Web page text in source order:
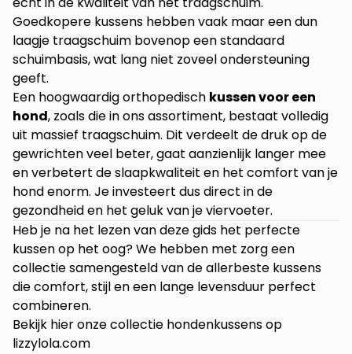
Goedkopere kussens hebben vaak maar een dun
laagje traagschuim bovenop een standaard
schuimbasis, wat lang niet zoveel ondersteuning
geeft.
Een hoogwaardig orthopedisch kussen voor een
hond, zoals die in ons assortiment, bestaat volledig
uit massief traagschuim. Dit verdeelt de druk op de
gewrichten veel beter, gaat aanzienlijk langer mee
en verbetert de slaapkwaliteit en het comfort van je
hond enorm. Je investeert dus direct in de
gezondheid en het geluk van je viervoeter.
Heb je na het lezen van deze gids het perfecte
kussen op het oog? We hebben met zorg een
collectie samengesteld van de allerbeste kussens
die comfort, stijl en een lange levensduur perfect
combineren.
Bekijk hier onze collectie hondenkussens op
lizzylola.com